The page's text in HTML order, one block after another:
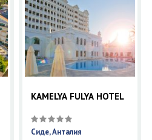
KAMELYA FULYA HOTEL
Сиде, Анталия